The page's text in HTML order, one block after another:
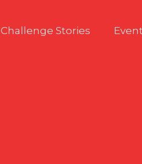
Challenge Stories